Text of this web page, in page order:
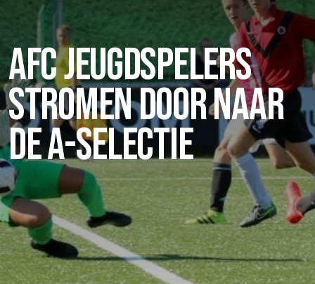
Teams
Jeugd
Senioren
Clubinfo
Nieuwsoverzicht
Sponsoring
SPORTPARK GOED GENOEG
LIDMAATSCHAP
AFC JEUGDSPELERS
STROMEN DOOR NAAR
DE A-SELECTIE